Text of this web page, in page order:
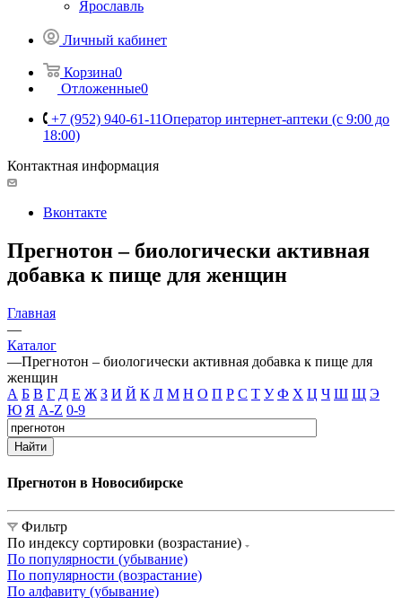
Ярославль
Личный кабинет
Корзина0
Отложенные0
+7 (952) 940-61-11Оператор интернет-аптеки (с 9:00 до
18:00)
Контактная информация
Вконтакте
Прегнотон – биологически активная
добавка к пище для женщин
Главная
—
Каталог
—Прегнотон – биологически активная добавка к пище для
женщин
А Б В Г Д Е Ж З И Й К Л М Н О П Р С Т У Ф Х Ц Ч Ш Щ Э
Ю Я A-Z 0-9
Найти
Прегнотон в Новосибирске
Фильтр
По индексу сортировки (возрастание)
По популярности (убывание)
По популярности (возрастание)
По алфавиту (убывание)